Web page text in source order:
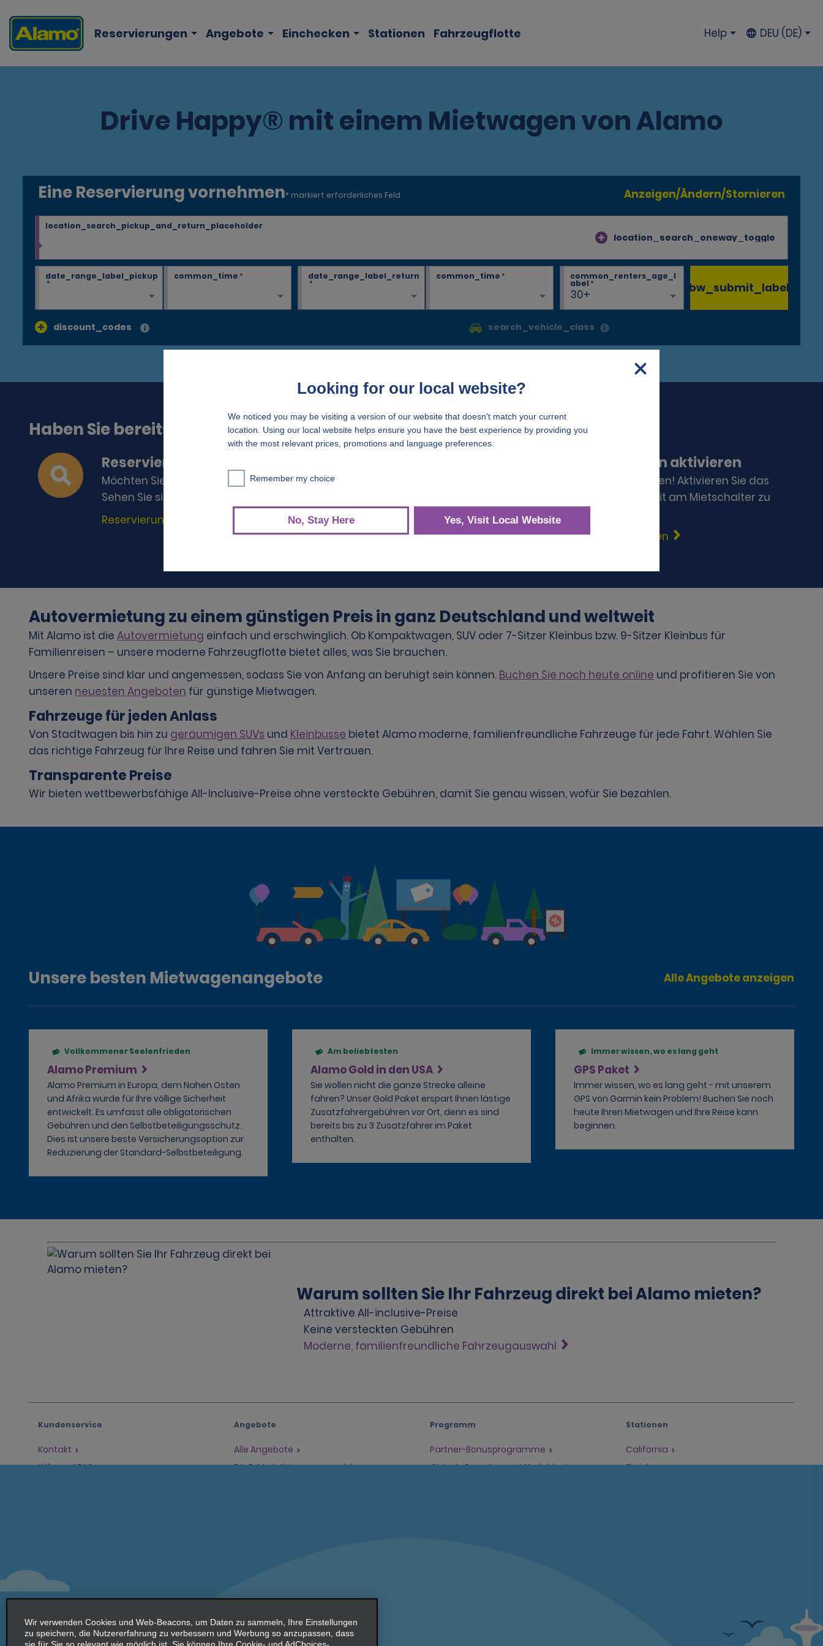
Reservierungen Angebote Einchecken Stationen Fahrzeugflotte Help DEU (DE)
Drive Happy® mit einem Mietwagen von Alamo
Eine Reservierung vornehmen* markiert erforderliches Feld Anzeigen/Ändern/Stornieren
location_search_oneway_toggle
location_search_pickup_and_return_placeholder
date_range_label_pickup
*
common_time * date_range_label_return
*
common_time *
30+
common_renters_age_l
abel *
discount_codes search_vehicle_class
bw_submit_label
Haben Sie bereits eine Reservierung vorgenommen?
Reservierung finden
Möchten Sie Ihre Reservierung überprüfen oder ändern?
Sehen Sie sich Ihre Alamo-Reservierung an.
Reservierung ansehen
Beschleunigte Einchecken aktivieren
Starten Sie schneller ins Vergnügen! Aktivieren Sie das
beschleunigte Einchecken, um Zeit am Mietschalter zu
sparen.
Beschleunigtes Einchecken starten
Autovermietung zu einem günstigen Preis in ganz Deutschland und weltweit
Mit Alamo ist die Autovermietung einfach und erschwinglich. Ob Kompaktwagen, SUV oder 7-Sitzer Kleinbus bzw. 9-Sitzer Kleinbus für
Familienreisen – unsere moderne Fahrzeugflotte bietet alles, was Sie brauchen.
Unsere Preise sind klar und angemessen, sodass Sie von Anfang an beruhigt sein können. Buchen Sie noch heute online und profitieren Sie von
unseren neuesten Angeboten für günstige Mietwagen.
Fahrzeuge für jeden Anlass
Von Stadtwagen bis hin zu geräumigen SUVs und Kleinbusse bietet Alamo moderne, familienfreundliche Fahrzeuge für jede Fahrt. Wählen Sie
das richtige Fahrzeug für Ihre Reise und fahren Sie mit Vertrauen.
Transparente Preise
Wir bieten wettbewerbsfähige All-Inclusive-Preise ohne versteckte Gebühren, damit Sie genau wissen, wofür Sie bezahlen.
Unsere besten Mietwagenangebote Alle Angebote anzeigen
Vollkommener Seelenfrieden
Alamo Premium
Alamo Premium in Europa, dem Nahen Osten
und Afrika wurde für Ihre völlige Sicherheit
entwickelt. Es umfasst alle obligatorischen
Gebühren und den Selbstbeteiligungsschutz.
Dies ist unsere beste Versicherungsoption zur
Reduzierung der Standard-Selbstbeteiligung.
Am beliebtesten
Alamo Gold in den USA
Sie wollen nicht die ganze Strecke alleine
fahren? Unser Gold Paket erspart Ihnen lästige
Zusatzfahrergebühren vor Ort, denn es sind
bereits bis zu 3 Zusatzfahrer im Paket
enthalten.
Immer wissen, wo es lang geht
GPS Paket
Immer wissen, wo es lang geht - mit unserem
GPS von Garmin kein Problem! Buchen Sie noch
heute Ihren Mietwagen und Ihre Reise kann
beginnen.
Warum sollten Sie Ihr Fahrzeug direkt bei Alamo mieten?
Attraktive All-inclusive-Preise
Keine versteckten Gebühren
Moderne, familienfreundliche Fahrzeugauswahl
Kundenservice
Kontakt
Hilfe und FAQ
Beschleunigtes Einchecken
Schalter überspringen
Angebote
Alle Angebote
Für E-Mail-Aktionen anmelden
Programm
Partner-Bonusprogramme
Globale Franchising-Möglichkeiten
Stationen
California
Florida
Wir verwenden Cookies und Web-Beacons, um Daten zu sammeln, Ihre Einstellungen
zu speichern, die Nutzererfahrung zu verbessern und Werbung so anzupassen, dass